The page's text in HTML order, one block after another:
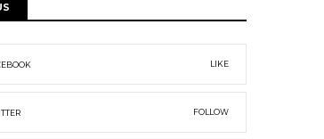
LIKE
FOLLOW